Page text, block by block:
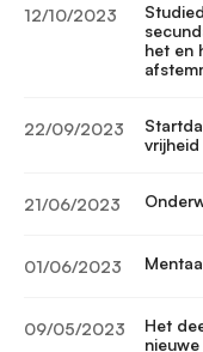
12/10/2023
het en
22/09/2023
21/06/2023
01/06/2023
09/05/2023
Het